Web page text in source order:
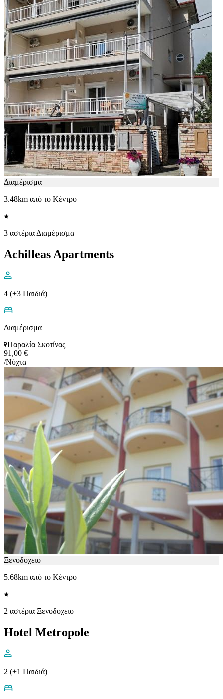
Διαμέρισμα
3.48km από το Κέντρο
3 αστέρια Διαμέρισμα
Achilleas Apartments
4 (+3 Παιδιά)
Διαμέρισμα
Παραλία Σκοτίνας
91,00 €
/Νύχτα
Ξενοδοχειο
5.68km από το Κέντρο
2 αστέρια Ξενοδοχειο
Hotel Metropole
2 (+1 Παιδιά)